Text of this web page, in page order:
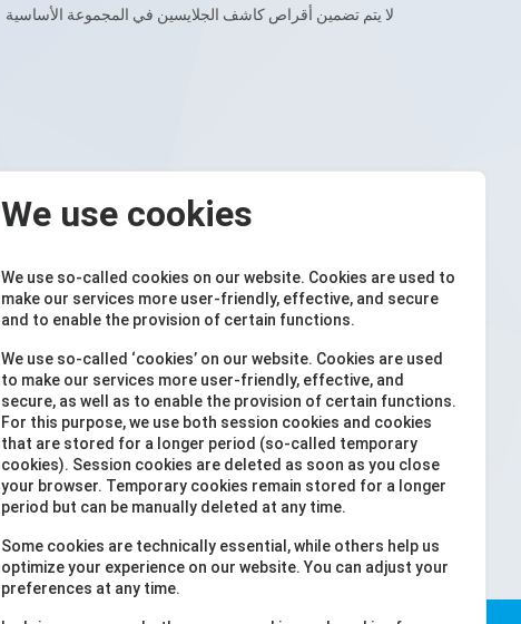
We use cookies
We use so-called cookies on our website. Cookies are used to
make our services more user-friendly, effective, and secure
and to enable the provision of certain functions.
We use so-called ‘cookies’ on our website. Cookies are used
to make our services more user-friendly, effective, and
secure, as well as to enable the provision of certain functions.
For this purpose, we use both session cookies and cookies
that are stored for a longer period (so-called temporary
cookies). Session cookies are deleted as soon as you close
your browser. Temporary cookies remain stored for a longer
period but can be manually deleted at any time.
Some cookies are technically essential, while others help us
optimize your experience on our website. You can adjust your
preferences at any time.
لا يتم تضمين أقراص كاشف الجلايسين في المجموعة الأساسية